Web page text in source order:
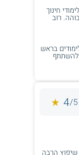
מדעים.
לחינוך העל
תכנית "שבילים"
חינוכית וסביבתית
פיתוח מנהיגות
הסבת אקדמאים
שחפ"צ המיועד
חינוך
רוב
בראש
להשתתף
5/
4
הרבה